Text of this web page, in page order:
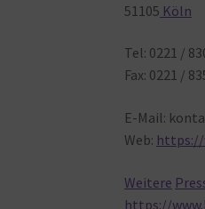
51105 Köln
Tel: 0221 /
Fax: 0221 /
E-Mail:
Web: https://
Weitere
https://